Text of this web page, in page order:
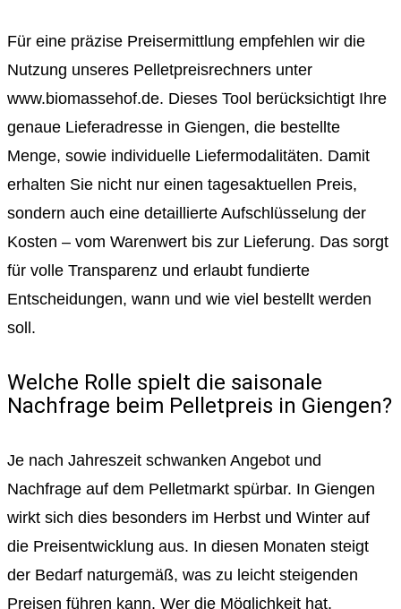
Für eine präzise Preisermittlung empfehlen wir die
Nutzung unseres Pelletpreisrechners unter
www.biomassehof.de. Dieses Tool berücksichtigt Ihre
genaue Lieferadresse in Giengen, die bestellte
Menge, sowie individuelle Liefermodalitäten. Damit
erhalten Sie nicht nur einen tagesaktuellen Preis,
sondern auch eine detaillierte Aufschlüsselung der
Kosten – vom Warenwert bis zur Lieferung. Das sorgt
für volle Transparenz und erlaubt fundierte
Entscheidungen, wann und wie viel bestellt werden
soll.
Welche Rolle spielt die saisonale
Nachfrage beim Pelletpreis in Giengen?
Je nach Jahreszeit schwanken Angebot und
Nachfrage auf dem Pelletmarkt spürbar. In Giengen
wirkt sich dies besonders im Herbst und Winter auf
die Preisentwicklung aus. In diesen Monaten steigt
der Bedarf naturgemäß, was zu leicht steigenden
Preisen führen kann. Wer die Möglichkeit hat,